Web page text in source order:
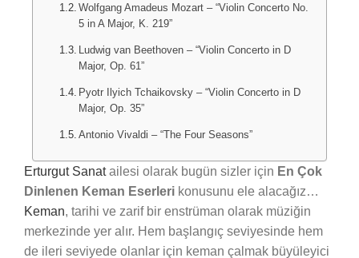
Wolfgang Amadeus Mozart – “Violin Concerto No.
5 in A Major, K. 219”
Ludwig van Beethoven – “Violin Concerto in D
Major, Op. 61”
Pyotr Ilyich Tchaikovsky – “Violin Concerto in D
Major, Op. 35”
Antonio Vivaldi – “The Four Seasons”
Erturgut Sanatailesi olarak bugün sizler için En Çok
Dinlenen Keman Eserlerikonusunu ele alacağız…
Keman, tarihi ve zarif bir enstrüman olarak müziğin
merkezinde yer alır. Hem başlangıç seviyesinde hem
de ileri seviyede olanlar için keman çalmak büyüleyici